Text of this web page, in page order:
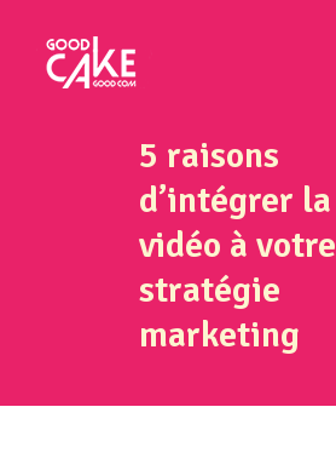
5 raisons
d’intégrer la
vidéo à votre
stratégie
marketing